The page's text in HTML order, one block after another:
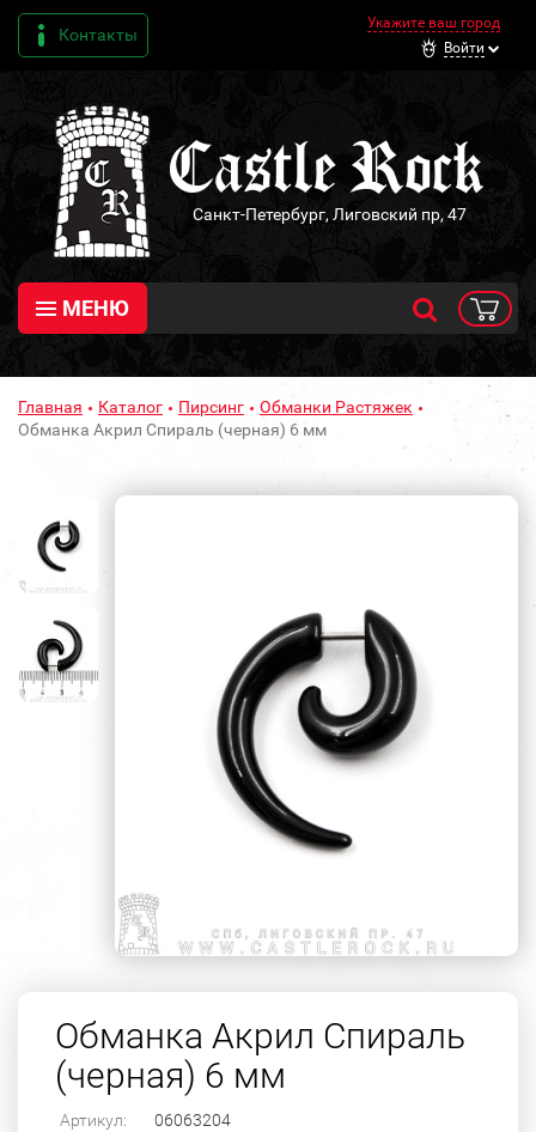
Контакты
Укажите ваш город
Войти
Санкт-Петербург, Лиговский пр, 47
МЕНЮ
Главная Каталог Пирсинг
Обманки Растяжек
Обманка Акрил Спираль (черная) 6 мм
Обманка Акрил Спираль
(черная) 6 мм
Артикул: 06063204